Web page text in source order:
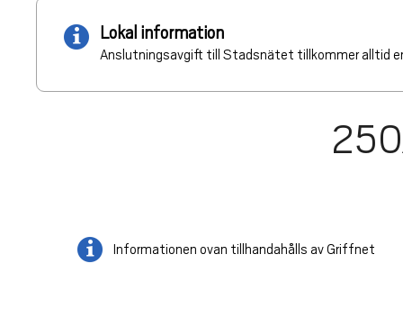
Lokal information
Anslutningsavgift till Stadsnätet tillkommer alltid
Informationen ovan tillhandahålls av Griffnet